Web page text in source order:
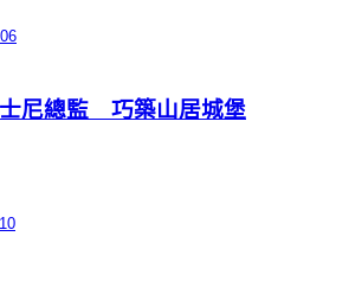
尼總監 巧築山居城堡